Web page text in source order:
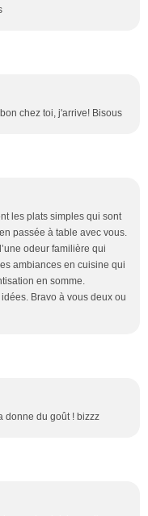
chez toi, j'arrive! Bisous
les plats simples qui sont
passée à table avec vous.
odeur familière qui
ambiances en cuisine qui
en somme.
Bravo à vous deux ou
donne du goût ! bizzz